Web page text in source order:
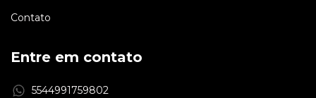
Contato
Entre em contato
5544991759802